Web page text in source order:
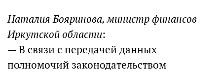
Наталия Бояринова, министр финансов
Иркутской области:
— В связи с передачей данных
полномочий законодательством